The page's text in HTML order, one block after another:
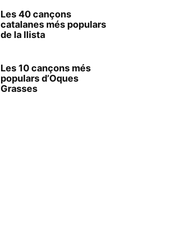
Les 40 cançons
catalanes més populars
de la llista
Les 10 cançons més
populars d’Oques
Grasses